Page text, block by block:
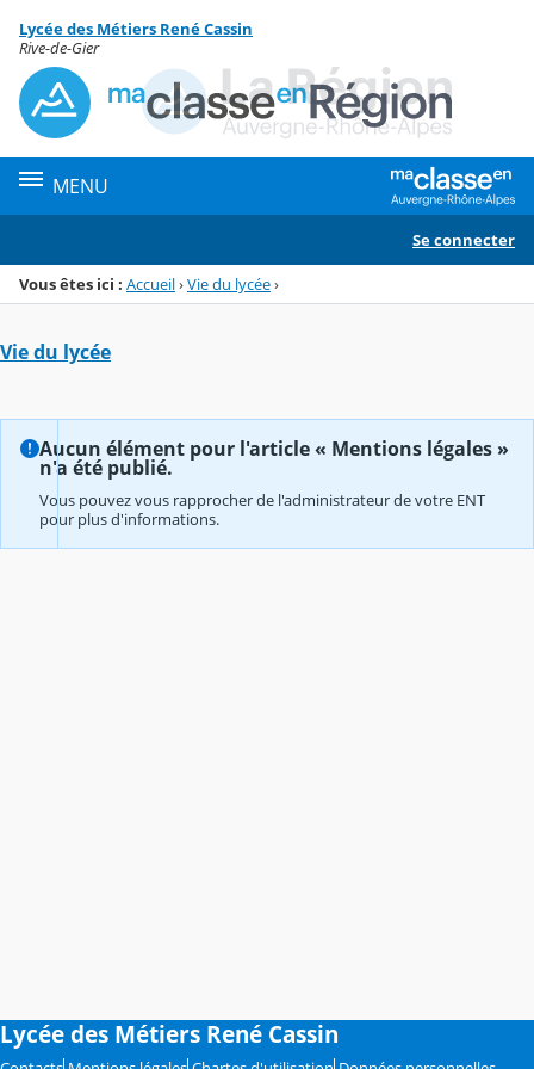
Menu de la rubrique
Contenu
Lycée des Métiers René Cassin
Rive-de-Gier
MENU
Se connecter
Vous êtes ici : Accueil›Vie du lycée›
Vie du lycée
Aucun élément pour l'article « Mentions légales »
n'a été publié.
Vous pouvez vous rapprocher de l'administrateur de votre ENT
pour plus d'informations.
Lycée des Métiers René Cassin